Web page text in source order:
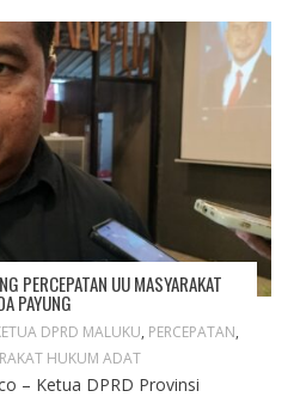
PERCEPATAN UU MASYARAKAT
PAYUNG
DPRD MALUKU, PERCEPATAN,
HUKUM ADAT
– Ketua DPRD Provinsi